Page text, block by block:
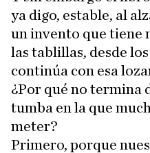
ya digo, estable, al
un invento que tiene
las tablillas, desde
continúa con esa
¿Por qué no termina
tumba en la que
meter?
Primero, porque